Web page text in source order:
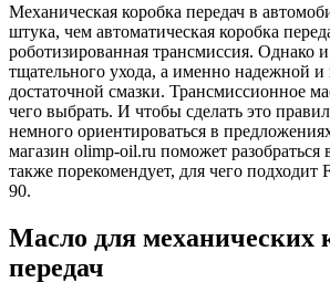
Механическая коробка передач в
штука, чем автоматическая коробка
роботизированная трансмиссия. Однако и
тщательного ухода, а именно надежной и
достаточной смазки. Трансмиссионное
чего выбрать. И чтобы сделать это
немного ориентироваться в
магазин olimp-oil.ru поможет разобраться
также порекомендует, для чего подходит
90.
Масло для механических
передач